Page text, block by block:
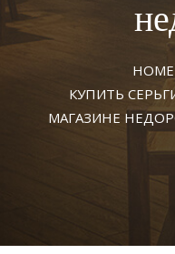
HOME
КУПИТЬ
МАГАЗИНЕ